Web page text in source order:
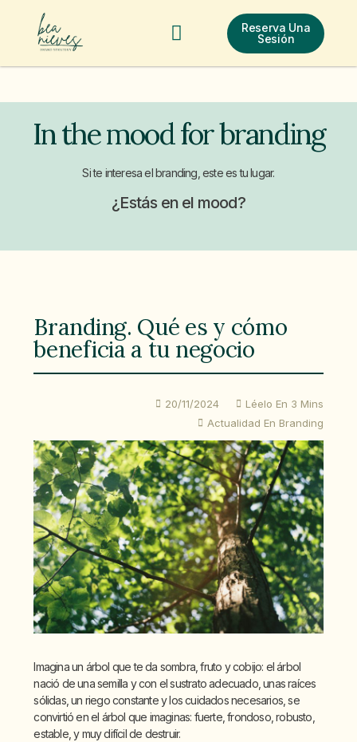
Reserva Una
Sesión
In the mood for branding
Si te interesa el branding, este es tu lugar.
¿Estás en el mood?
Branding. Qué es y cómo
beneficia a tu negocio
20/11/2024
Léelo En 3 Mins
Actualidad En Branding
Imagina un árbol que te da sombra, fruto y cobijo: el árbol
nació de una semilla y con el sustrato adecuado, unas raíces
sólidas, un riego constante y los cuidados necesarios, se
convirtió en el árbol que imaginas: fuerte, frondoso, robusto,
estable, y muy difícil de destruir.